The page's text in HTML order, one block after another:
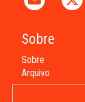
Sobre
Sobre
Arquivo